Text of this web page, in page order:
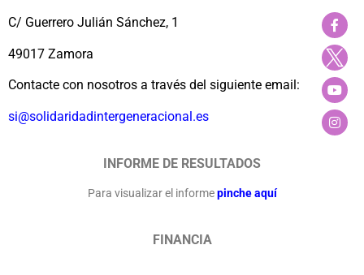
C/ Guerrero Julián Sánchez, 1
49017 Zamora
Contacte con nosotros a través del siguiente email:
si@solidaridadintergeneracional.es
INFORME DE RESULTADOS
Para visualizar el informe pinche aquí
FINANCIA